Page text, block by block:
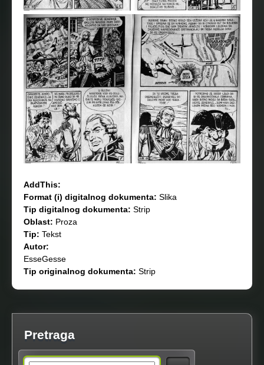
AddThis:
Format (i) digitalnog dokumenta: Slika
Tip digitalnog dokumenta: Strip
Oblast: Proza
Tip: Tekst
Autor:
EsseGesse
Tip originalnog dokumenta: Strip
Pretraga